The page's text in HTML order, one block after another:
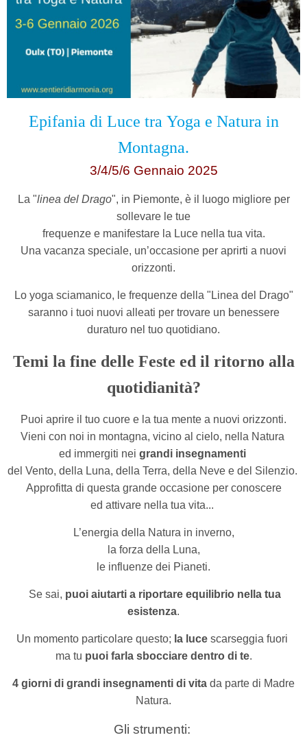
Epifania di Luce tra Yoga e Natura in
Montagna.
3/4/5/6 Gennaio 2025
La "linea del Drago", in Piemonte, è il luogo migliore per
sollevare le tue
frequenze e manifestare la Luce nella tua vita.
Una vacanza speciale, un’occasione per aprirti a nuovi
orizzonti.
Lo yoga sciamanico, le frequenze della "Linea del Drago"
saranno i tuoi nuovi alleati per trovare un benessere
duraturo nel tuo quotidiano.
Temi la fine delle Feste ed il ritorno alla
quotidianità?
Puoi aprire il tuo cuore e la tua mente a nuovi orizzonti.
Vieni con noi in montagna, vicino al cielo, nella Natura
ed immergiti nei grandi insegnamenti
del Vento, della Luna, della Terra, della Neve e del Silenzio.
Approfitta di questa grande occasione per conoscere
ed attivare nella tua vita...
L’energia della Natura in inverno,
la forza della Luna,
le influenze dei Pianeti.
Se sai, puoi aiutarti a riportare equilibrio nella tua
esistenza.
Un momento particolare questo; la luce scarseggia fuori
ma tu puoi farla sbocciare dentro di te.
4 giorni di grandi insegnamenti di vita da parte di Madre
Natura.
Gli strumenti: